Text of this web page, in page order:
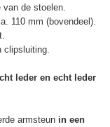
van de stoelen.
110 mm (bovendeel).
clipsluiting.
leder en echt leder
armsteun in een